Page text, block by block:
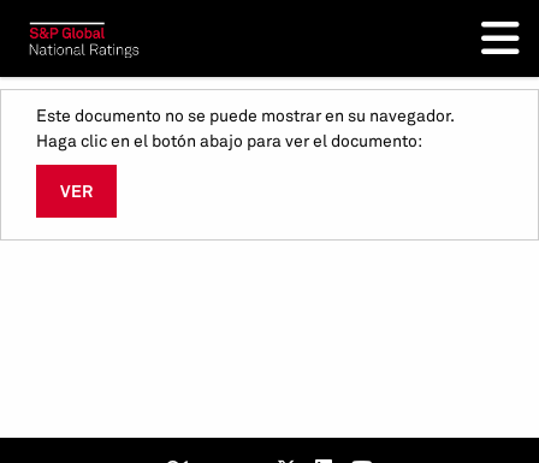
Este documento no se puede mostrar en su navegador.
Haga clic en el botón abajo para ver el documento:
VER